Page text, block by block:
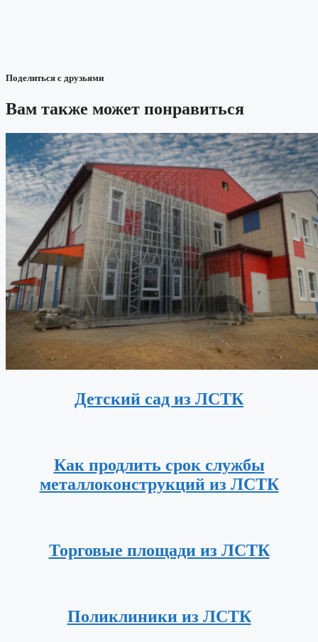
Поделиться с друзьями
Вам также может понравиться
Детский сад из ЛСТК
Как продлить срок службы
металлоконструкций из ЛСТК
Торговые площади из ЛСТК
Поликлиники из ЛСТК